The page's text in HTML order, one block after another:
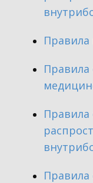
​Правила
​Правила
​Правила